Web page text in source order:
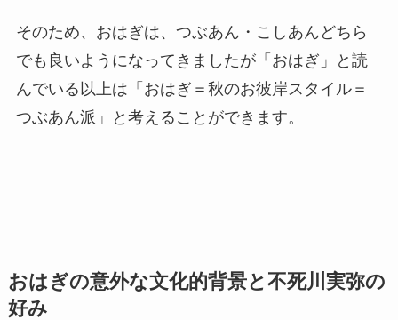
そのため、おはぎは、つぶあん・こしあんどちら
でも良いようになってきましたが「おはぎ」と読
んでいる以上は「おはぎ＝秋のお彼岸スタイル＝
つぶあん派」と考えることができます。
おはぎの意外な文化的背景と不死川実弥の
好み